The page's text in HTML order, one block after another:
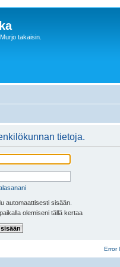
takaisin.
tietoja.
automaattisesti sisään.
olemiseni tällä kertaa
Error